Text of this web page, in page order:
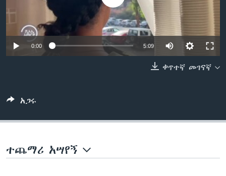
ቋንቋዎች
0:00 5:09
ቀጥተኛ መገናኛ
አጋሩ
ተጨማሪ አሣየኝ